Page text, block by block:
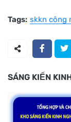
Tags: skkn công
SÁNG KIẾN